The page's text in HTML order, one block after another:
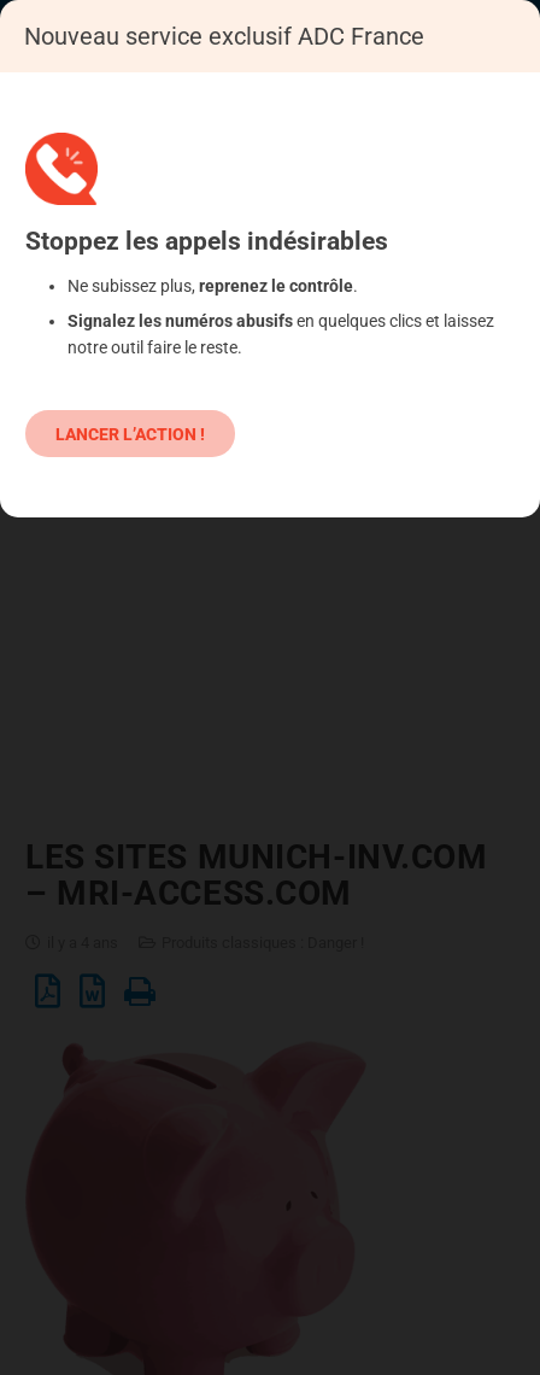
LES SITES MUNICH-INV.COM
– MRI-ACCESS.COM
Nouveau service exclusif ADC France
Stoppez les appels indésirables
Ne subissez plus, reprenez le contrôle.
Signalez les numéros abusifsen quelques clics et laissez
notre outil faire le reste.
LANCER L’ACTION !